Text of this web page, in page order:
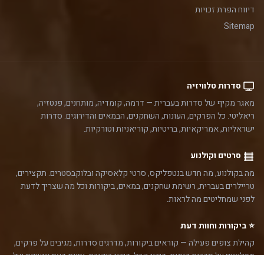
דיווח הפרת זכויות
Sitemap
סדרות טלוויזיה
מאגר מקיף של סדרות בעברית — דרמה, קומדיה, מותחנים, פנטזיה,
ריאליטי. כל הפרקים, העונות, השחקנים, הבמאים והדירוגים. סדרות
ישראליות, אמריקאיות, בריטיות, קוריאניות וטורקיות.
סרטים וקולנוע
מה בקולנוע, מה חדש בנטפליקס, סרטי קלאסיקה ובלוקבסטרים. תקצירים,
טריילרים בעברית, רשימת שחקנים, במאים, ביקורות וכל מה שצריך לדעת
לפני שמחליטים מה לראות.
⭐ ביקורות וחוות דעת
קהילת צופים פעילה — קוראים ביקורות, מדרגים סדרות, מגיבים על פרקים,